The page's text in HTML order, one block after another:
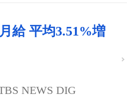
給 平均3.51%増
NEWS DIG